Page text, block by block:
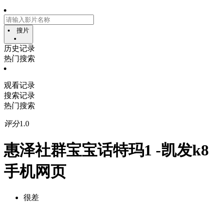
搜片
历史记录
热门搜索
观看记录
搜索记录
热门搜索
评分1.0
惠泽社群宝宝话特玛1 -凯发k8
手机网页
很差